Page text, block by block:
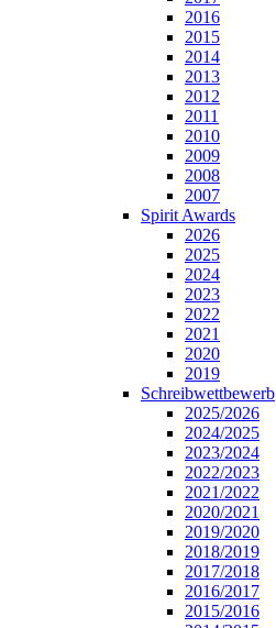
2016
2015
2014
2013
2012
2011
2010
2009
2008
2007
Spirit Awards
2026
2025
2024
2023
2022
2021
2020
2019
Schreibwettbewerb
2025/2026
2024/2025
2023/2024
2022/2023
2021/2022
2020/2021
2019/2020
2018/2019
2017/2018
2016/2017
2015/2016